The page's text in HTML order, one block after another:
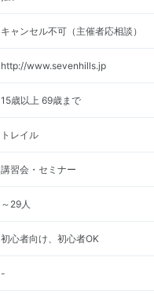
キャンセル不可（主催者応相談）
http://www.sevenhills.jp
15歳以上 69歳まで
トレイル
講習会・セミナー
～29人
初心者向け、初心者OK
-